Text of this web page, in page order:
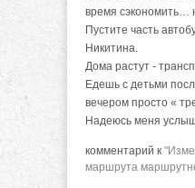
время сэкономить…
Пустите часть
Никитина.
Дома растут -
Едешь с детьми
вечером просто «
Надеюсь меня
комментарий к
маршрута